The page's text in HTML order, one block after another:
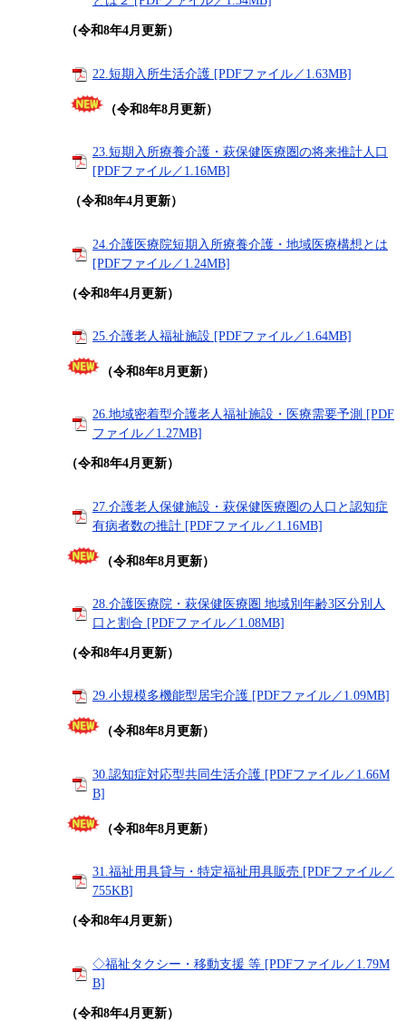
（令和8年4月更新）
22.短期入所生活介護 [PDFファイル／1.63MB]
（令和8年8月更新）
23.短期入所療養介護・萩保健医療圏の将来推計人口
[PDFファイル／1.16MB]
（令和8年4月更新）
24.介護医療院短期入所療養介護・地域医療構想とは
[PDFファイル／1.24MB]
（令和8年4月更新）
25.介護老人福祉施設 [PDFファイル／1.64MB]
（令和8年8月更新）
26.地域密着型介護老人福祉施設・医療需要予測 [PDF
ファイル／1.27MB]
（令和8年4月更新）
27.介護老人保健施設・萩保健医療圏の人口と認知症
有病者数の推計 [PDFファイル／1.16MB]
（令和8年8月更新）
28.介護医療院・萩保健医療圏 地域別年齢3区分別人
口と割合 [PDFファイル／1.08MB]
（令和8年4月更新）
​29.小規模多機能型居宅介護 [PDFファイル／1.09MB]
（令和8年8月更新）
30.認知症対応型共同生活介護 [PDFファイル／1.66M
B]
（令和8年8月更新）
31.福祉用具貸与・特定福祉用具販売 [PDFファイル／
755KB]
（令和8年4月更新）
◇福祉タクシー・移動支援 等 [PDFファイル／1.79M
B]
（令和8年4月更新）